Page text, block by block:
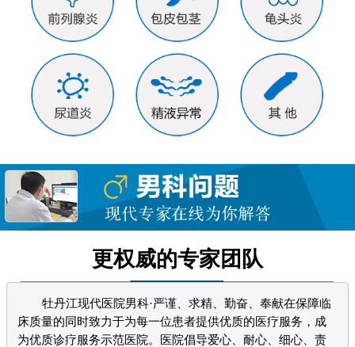
更权威的专家团队
牡丹江现代医院男科·严谨、求精、勤奋、奉献在保障临
床质量的同时致力于为每一位患者提供优质的医疗服务，成
为优质诊疗服务示范医院。医院倡导爱心、耐心、细心、责